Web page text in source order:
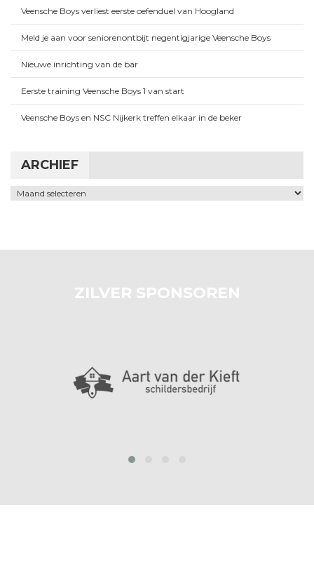
Veensche Boys verliest eerste oefenduel van Hoogland
Meld je aan voor seniorenontbijt negentigjarige Veensche Boys
Nieuwe inrichting van de bar
Eerste training Veensche Boys 1 van start
Veensche Boys en NSC Nijkerk treffen elkaar in de beker
ARCHIEF
Archief
ZILVER SPONSOREN
prev